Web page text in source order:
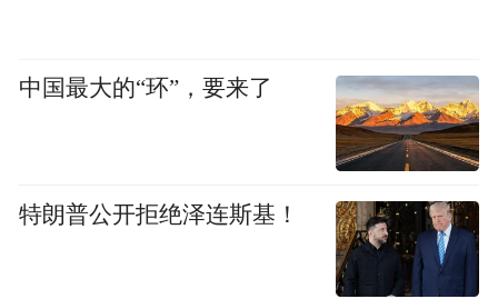
中国最大的“环”，要来了
特朗普公开拒绝泽连斯基！